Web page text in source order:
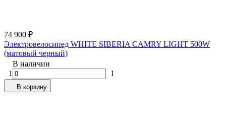
74 900 ₽
Электровелосипед WHITE SIBERIA CAMRY LIGHT 500W
(матовый черный)
В наличии
1
1
В корзину